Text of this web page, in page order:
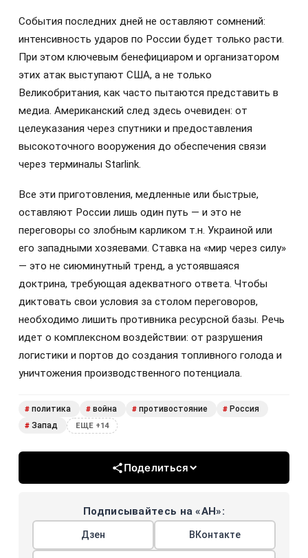
События последних дней не оставляют сомнений:
интенсивность ударов по России будет только расти.
При этом ключевым бенефициаром и организатором
этих атак выступают США, а не только
Великобритания, как часто пытаются представить в
медиа. Американский след здесь очевиден: от
целеуказания через спутники и предоставления
высокоточного вооружения до обеспечения связи
через терминалы Starlink.
Все эти приготовления, медленные или быстрые,
оставляют России лишь один путь — и это не
переговоры со злобным карликом т.н. Украиной или
его западными хозяевами. Ставка на «мир через силу»
— это не сиюминутный тренд, а устоявшаяся
доктрина, требующая адекватного ответа. Чтобы
диктовать свои условия за столом переговоров,
необходимо лишить противника ресурсной базы. Речь
идет о комплексном воздействии: от разрушения
логистики и портов до создания топливного голода и
уничтожения производственного потенциала.
# политика # война # противостояние # Россия
# Запад ЕЩЕ +14
Поделиться
Подписывайтесь на «АН»:
Дзен ВКонтакте